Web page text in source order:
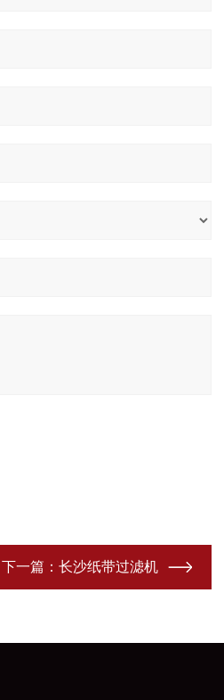
下一篇： 长沙纸带过滤机